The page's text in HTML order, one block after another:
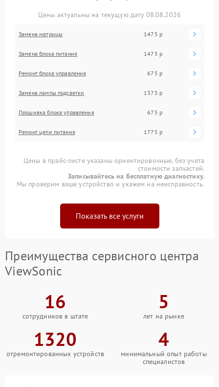
Цены актуальны на текущую дату 08.08.2026
Замена матрицы 1475 р
Замена блока питания 1475 р
Ремонт блока управления 675 р
Замена лампы подсветки 1375 р
Прошивка блока управления 675 р
Ремонт цепи питания 1775 р
Цены в прайс-листе указаны ориентировочные, без учета
стоимости запчастей.
Записывайтесь на бесплатную диагностику.
Мы проверим ваше устройство и укажем на неисправность.
Показать все услуги
Преимущества сервисного центра
ViewSonic
16
сотрудников в штате
5
лет на рынке
1320
отремонтированных устройств
4
минимальный опыт работы
специалистов